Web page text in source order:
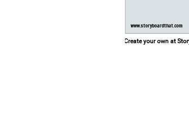
Create your own at
www.storyboardthat.com